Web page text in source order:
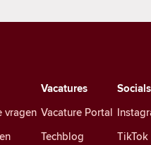
Socials
TikTok
Vacatures
Vacature Portal
Techblog
vragen